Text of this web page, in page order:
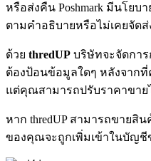
หรือส่งคืน Poshmark มีนโยบ
ตามคำอธิบายหรือไม่เคยจัดส่
ด้วย thredUP บริษัทจะจัดกา
ต้องป้อนข้อมูลใดๆ หลังจากที่
แต่คุณสามารถปรับราคาขาย
หาก thredUP สามารถขายสิ
ของคุณจะถูกเพิ่มเข้าในบัญ